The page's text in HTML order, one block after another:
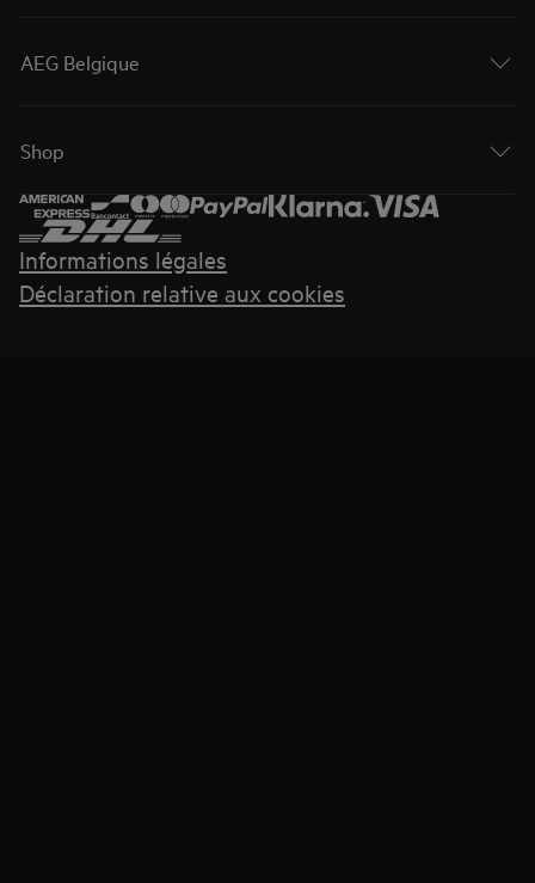
AEG Belgique
Shop
Informations légales
Déclaration relative aux cookies